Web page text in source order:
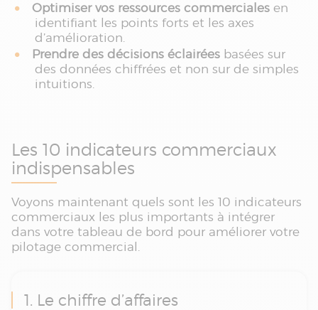
Optimiser vos ressources commerciales en
identifiant les points forts et les axes
d’amélioration.
Prendre des décisions éclairées basées sur
des données chiffrées et non sur de simples
intuitions.
Les 10 indicateurs commerciaux
indispensables
Voyons maintenant quels sont les 10 indicateurs
commerciaux les plus importants à intégrer
dans votre tableau de bord pour améliorer votre
pilotage commercial.
1. Le chiffre d’affaires